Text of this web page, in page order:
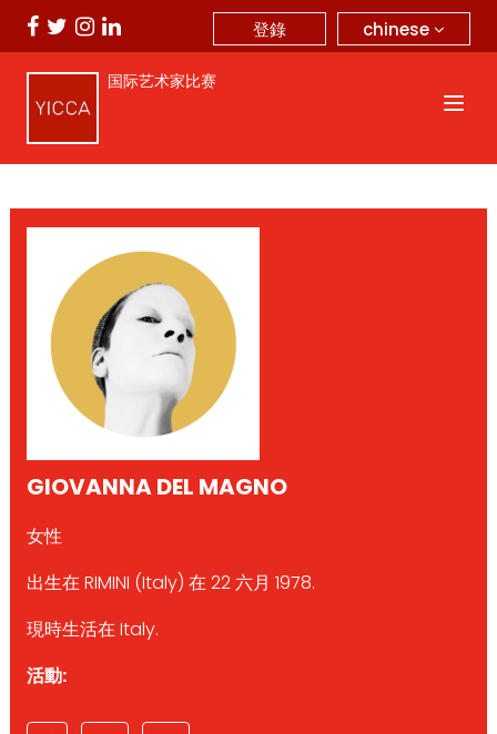
chinese
登錄
国际艺术家比赛
GIOVANNA DEL MAGNO
女性
出生在 RIMINI (Italy) 在 22 六月 1978.
現時生活在 Italy.
活動: